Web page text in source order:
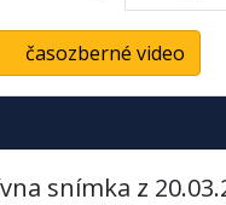
časozberné video
snímka z